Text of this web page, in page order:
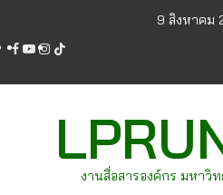
content
9 สิงหาคม
facebook
youtube
instagram
tiktok
งานสื่อสารองค์กร มหาวิ